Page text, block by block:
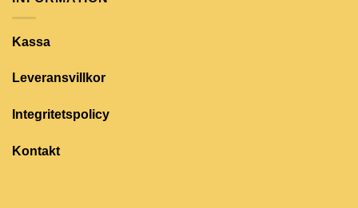
Kassa
Leveransvillkor
Integritetspolicy
Kontakt